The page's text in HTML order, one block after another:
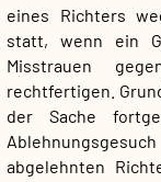
eines Richters
statt, wenn ein
Misstrauen
rechtfertigen.
der Sache
abgelehnten